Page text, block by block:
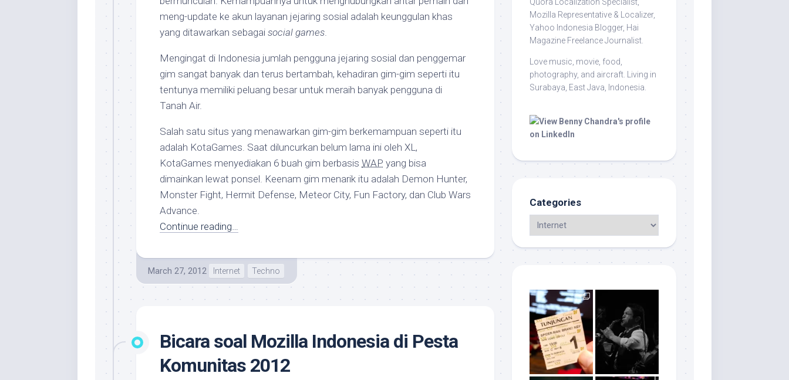
meng-update ke akun layanan jejaring sosial adalah keunggulan khas
yang ditawarkan sebagai social games.
Mengingat di Indonesia jumlah pengguna jejaring sosial dan penggemar
gim sangat banyak dan terus bertambah, kehadiran gim-gim seperti itu
tentunya memiliki peluang besar untuk meraih banyak pengguna di
Tanah Air.
Salah satu situs yang menawarkan gim-gim berkemampuan seperti itu
adalah KotaGames. Saat diluncurkan belum lama ini oleh XL,
KotaGames menyediakan 6 buah gim berbasis WAP yang bisa
dimainkan lewat ponsel. Keenam gim menarik itu adalah Demon Hunter,
Monster Fight, Hermit Defense, Meteor City, Fun Factory, dan Club Wars
Advance.
Continue reading…
March 27, 2012 Internet Techno
Bicara soal Mozilla Indonesia di Pesta
Komunitas 2012
Mozilla Representative & Localizer,
Yahoo Indonesia Blogger, Hai
Magazine Freelance Journalist.
Love music, movie, food,
photography, and aircraft. Living in
Surabaya, East Java, Indonesia.
Categories